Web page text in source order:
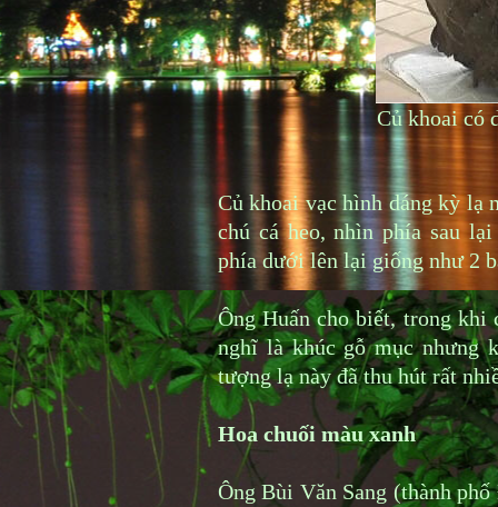
Củ khoai có
Củ khoai vạc hình dáng kỳ lạ
chú cá heo, nhìn phía sau
phía dưới lên lại giống như 2
Ông Huấn cho biết, trong khi
nghĩ là khúc gỗ mục nhưng
tượng lạ này đã thu hút rất
Hoa chuối màu xanh
Ông Bùi Văn Sang (thành